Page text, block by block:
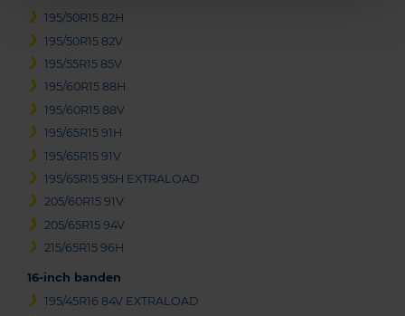
195/50R15 82H
195/50R15 82V
195/55R15 85V
195/60R15 88H
195/60R15 88V
195/65R15 91H
195/65R15 91V
195/65R15 95H EXTRALOAD
205/60R15 91V
205/65R15 94V
215/65R15 96H
16-inch banden
195/45R16 84V EXTRALOAD